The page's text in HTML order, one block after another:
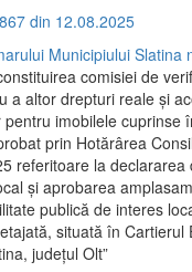
din 12.08.2025
Municipiului Slatina
comisiei de
a altor drepturi reale și
imobilele cuprinse
prin Hotărârea
referitoare la declararea
și aprobarea
publică de interes
situată în Cartierul
județul Olt”